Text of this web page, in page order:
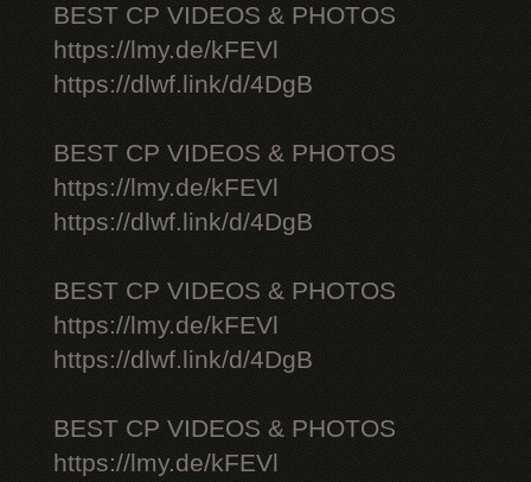
BEST CP VIDEOS & PHOTOS
https://lmy.de/kFEVl
https://dlwf.link/d/4DgB
BEST CP VIDEOS & PHOTOS
https://lmy.de/kFEVl
https://dlwf.link/d/4DgB
BEST CP VIDEOS & PHOTOS
https://lmy.de/kFEVl
https://dlwf.link/d/4DgB
BEST CP VIDEOS & PHOTOS
https://lmy.de/kFEVl